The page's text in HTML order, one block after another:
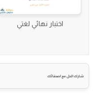
اختبار نهائي لغتي
شارك الحل مع اصدقائك